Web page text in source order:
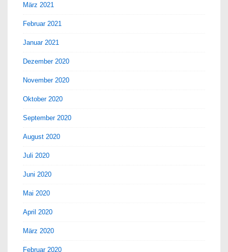
März 2021
Februar 2021
Januar 2021
Dezember 2020
November 2020
Oktober 2020
September 2020
August 2020
Juli 2020
Juni 2020
Mai 2020
April 2020
März 2020
Februar 2020